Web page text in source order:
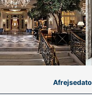
Afrejsedato